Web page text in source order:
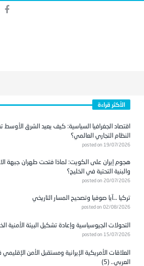
الأكثر قراءة
اقتصاد الجغرافيا السياسية: كيف يعيد الشرق الأوسط
النظام التجاري العالمي؟
posted on 19/07/2026
هجوم إيران على الكويت: لماذا فتحت طهران جبهة
والبنية التحتية في الخليج؟
posted on 20/07/2026
تركيا …آيا صوفيا وتصحيح المسار التاريخي
posted on 02/08/2026
التحولات الجيوسياسية وإعادة تشكيل البيئة الأمنية
posted on 15/07/2026
العلاقات الأمريكية الإيرانية ومستقبل الأمن
العربي.. (5)